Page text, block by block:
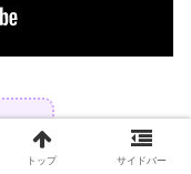
トップ サイドバー